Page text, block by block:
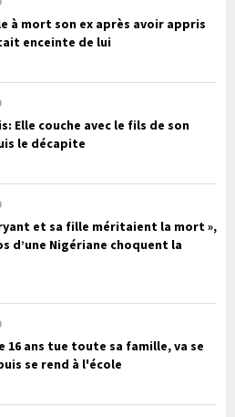
à mort son ex après avoir appris
enceinte de lui
Elle couche avec le fils de son
le décapite
et sa fille méritaient la mort »,
d’une Nigériane choquent la
16 ans tue toute sa famille, va se
se rend à l'école